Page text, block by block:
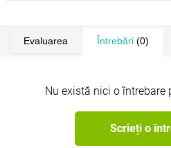
Evaluarea Întrebări(0)
Nu există nici o întrebare
Scrieți o